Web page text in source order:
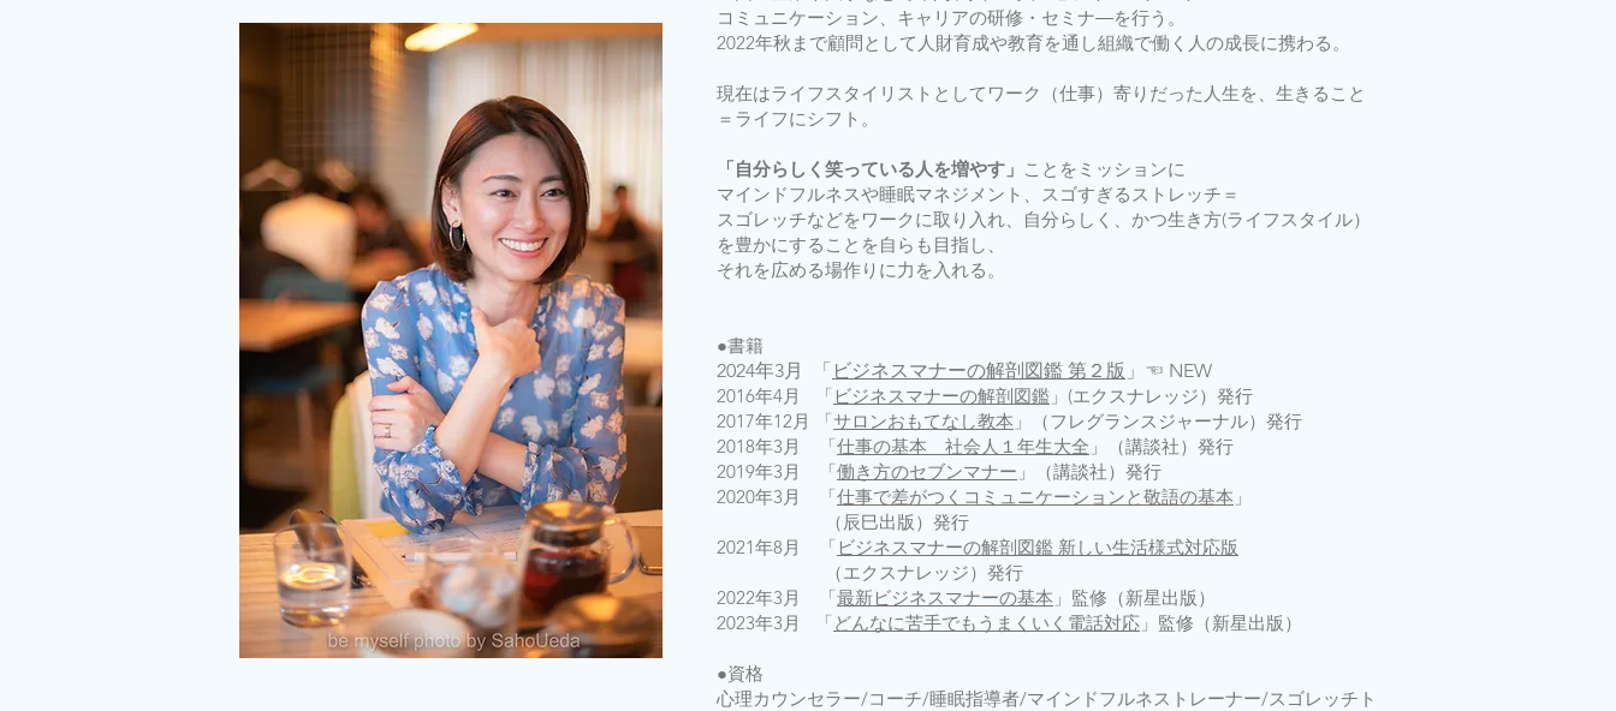
コミュニケーション、キャリアの研修・セミナ―を行う。
2022年秋まで顧問として人財育成や教育を通し組織で働く人の成長に携わる。
現在はライフスタイリストとしてワーク（仕事）寄りだった人生を、生きること
＝ライフにシフト。
「自分らしく笑っている人を増やす」 ことをミッションに
マインドフルネスや睡眠マネジメント、スゴすぎるストレッチ＝
スゴレッチなどをワークに取り入れ、自分らしく、かつ生き方(ライフスタイル）
を豊かにすることを自らも目指し、
それを広める場作りに力を入れる。
​●書籍
2024年3月
「 ビジネスマナーの解剖図鑑 第２版 」☜ NEW
2016年4月 「 ビジネスマナーの解剖図鑑 」(エクスナレッジ）発行
2017年12月 「サロンおもてなし教本 」（フレグランスジャーナル）発行
2018年3月 「仕事の基本 社会人１年生大全 」（講談社）発行
​2019年3月 「働き方のセブンマナー 」（講談社）発行
2020年3月 「仕事で差がつくコミュニケーションと敬語の基本 」
（辰巳出版）発行
2021年8月 「 ビジネスマナーの解剖図鑑 新しい生活様式対応版
（エクスナレッジ）発行
2022年3月 「最新ビジネスマナーの基本 」監修（新星出版）
2023年3月 「どんなに苦手でもうまくいく電話対応 」監修（新星出版）
●資格
心理カウンセラー/コーチ/睡眠指導者/マインドフルネストレーナー/スゴレッチト